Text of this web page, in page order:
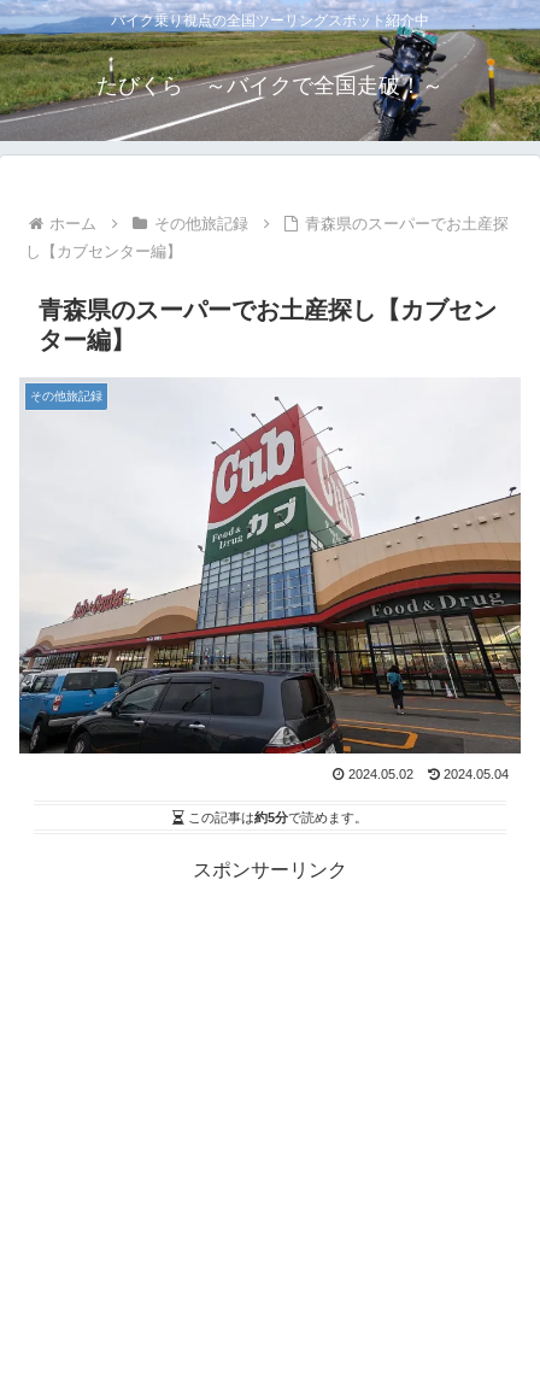
バイク乗り視点の全国ツーリングスポット紹介中
たびくら ～バイクで全国走破！～
ホーム その他旅記録
青森県のスーパーでお土産探
し【カブセンター編】
青森県のスーパーでお土産探し【カブセン
ター編】
その他旅記録
2024.05.02 2024.05.04
この記事は約5分で読めます。
スポンサーリンク